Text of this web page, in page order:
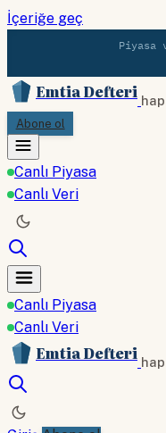
İçeriğe geç
Emtia Defteri
Abone ol
Canlı Piyasa
Canlı Veri
Canlı Piyasa
Canlı Veri
Emtia Defteri